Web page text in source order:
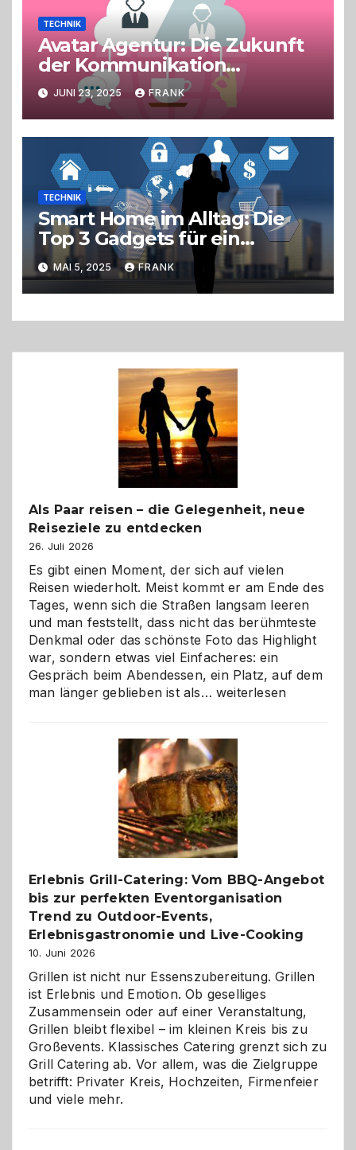
TECHNIK
Avatar Agentur: Die Zukunft
der Kommunikation
gestalten
JUNI 23, 2025 FRANK
TECHNIK
Smart Home im Alltag: Die
Top 3 Gadgets für ein
einfacheres Leben
MAI 5, 2025 FRANK
Als Paar reisen – die Gelegenheit, neue
Reiseziele zu entdecken
26. Juli 2026
Es gibt einen Moment, der sich auf vielen
Reisen wiederholt. Meist kommt er am Ende des
Tages, wenn sich die Straßen langsam leeren
und man feststellt, dass nicht das berühmteste
Denkmal oder das schönste Foto das Highlight
war, sondern etwas viel Einfacheres: ein
Gespräch beim Abendessen, ein Platz, auf dem
man länger geblieben ist als… Als
–
die
Gelegenheit,
neue
Reiseziele
zu
entdecken
weiterlesen
Erlebnis Grill-Catering: Vom BBQ-Angebot
bis zur perfekten Eventorganisation
Trend zu Outdoor-Events,
Erlebnisgastronomie und Live-Cooking
10. Juni 2026
Grillen ist nicht nur Essenszubereitung. Grillen
ist Erlebnis und Emotion. Ob geselliges
Zusammensein oder auf einer Veranstaltung,
Grillen bleibt flexibel – im kleinen Kreis bis zu
Großevents. Klassisches Catering grenzt sich zu
Grill Catering ab. Vor allem, was die Zielgruppe
betrifft: Privater Kreis, Hochzeiten, Firmenfeier
und viele mehr.